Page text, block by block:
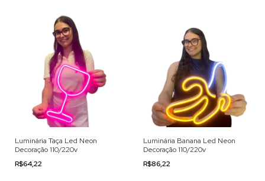
Luminária Taça Led Neon
Decoração 110/220v
R$64,22
Luminária Banana Led Neon
Decoração 110/220v
R$86,22